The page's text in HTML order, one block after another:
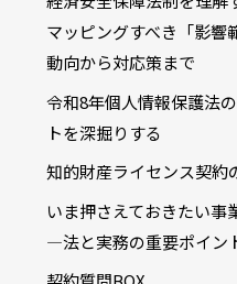
マッピングすべき「影響
動向から対応策まで
令和8年個人情報保護法
トを深掘りする
知的財産ライセンス契約
いま押さえておきたい事
―法と実務の重要ポイン